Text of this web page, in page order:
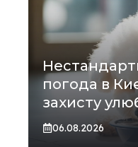
погода в
захисту
06.08.2026